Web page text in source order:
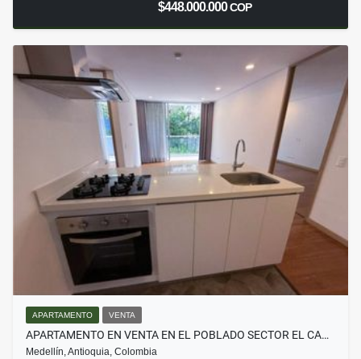
$448.000.000COP
APARTAMENTO VENTA
APARTAMENTO EN VENTA EN EL POBLADO SECTOR EL CA…
Medellín, Antioquia, Colombia